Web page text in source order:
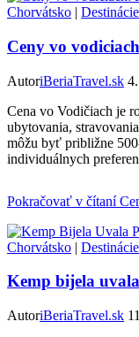
Chorvátsko | Destinácie
Ceny vo
AutoriBeriaTravel.sk
Cena vo Vodičiach je
ubytovania,
môžu byť približne
individuálnych
Pokračovať v čítaní
Chorvátsko | Destinácie
Kemp bijela
AutoriBeriaTravel.sk